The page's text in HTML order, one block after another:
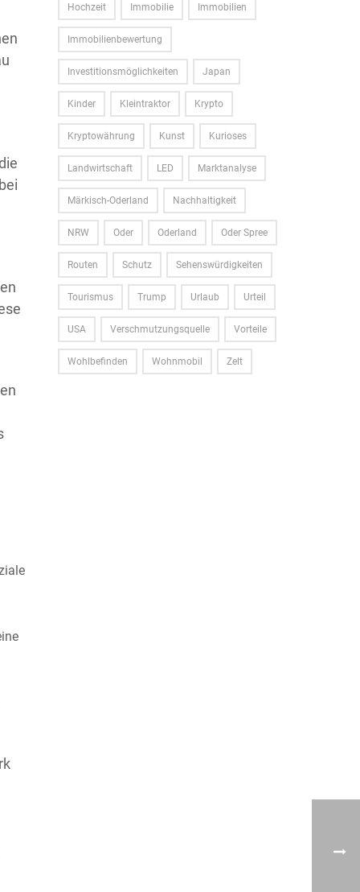
Hochzeit Immobilie Immobilien
Immobilienbewertung
Investitionsmöglichkeiten Japan
Kinder Kleintraktor Krypto
Kryptowährung Kunst Kurioses
Landwirtschaft LED Marktanalyse
Märkisch-Oderland Nachhaltigkeit
NRW Oder Oderland Oder Spree
Routen Schutz Sehenswürdigkeiten
Tourismus Trump Urlaub Urteil
USA Verschmutzungsquelle Vorteile
Wohlbefinden Wohnmobil Zelt